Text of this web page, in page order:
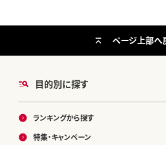
目的別に探す
ランキングから探す
特集・キャンペーン
ページ上部へ